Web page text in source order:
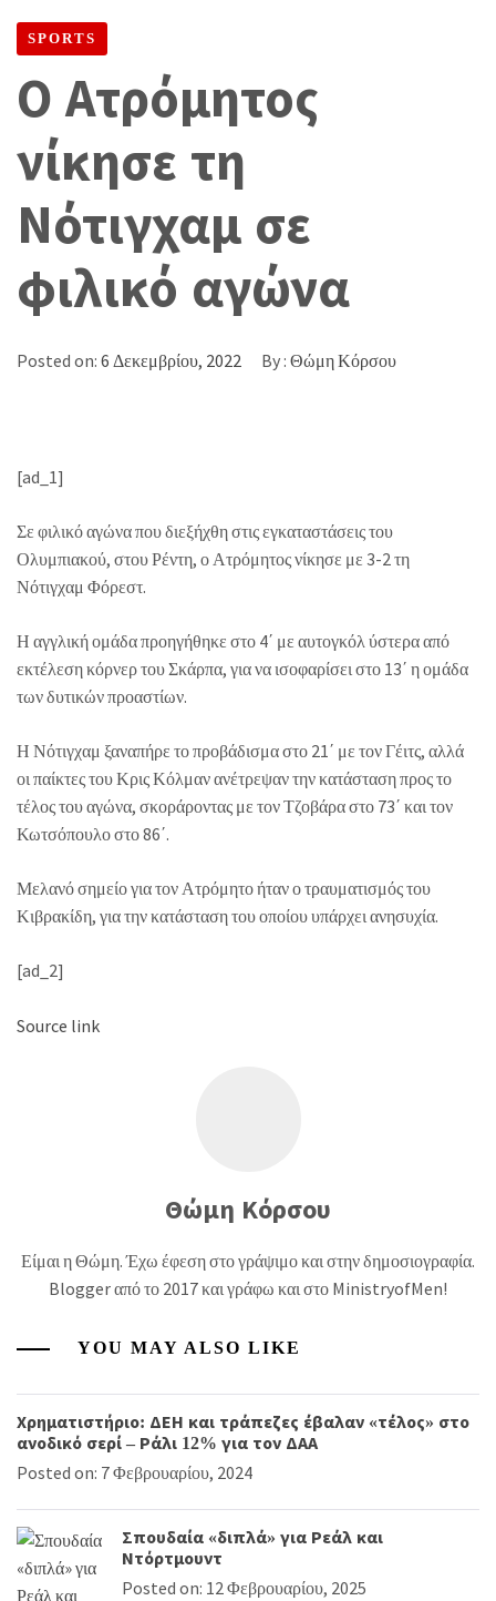
SPORTS
Ο Ατρόμητος
νίκησε τη
Νότιγχαμ σε
φιλικό αγώνα
Posted on: 6 Δεκεμβρίου, 2022 By : Θώμη Κόρσου
[ad_1]
Σε φιλικό αγώνα που διεξήχθη στις εγκαταστάσεις του
Ολυμπιακού, στου Ρέντη, ο Ατρόμητος νίκησε με 3-2 τη
Νότιγχαμ Φόρεστ.
Η αγγλική ομάδα προηγήθηκε στο 4΄ με αυτογκόλ ύστερα από
εκτέλεση κόρνερ του Σκάρπα, για να ισοφαρίσει στο 13΄ η ομάδα
των δυτικών προαστίων.
Η Νότιγχαμ ξαναπήρε το προβάδισμα στο 21΄ με τον Γέιτς, αλλά
οι παίκτες του Κρις Κόλμαν ανέτρεψαν την κατάσταση προς το
τέλος του αγώνα, σκοράροντας με τον Τζοβάρα στο 73΄ και τον
Κωτσόπουλο στο 86΄.
Μελανό σημείο για τον Ατρόμητο ήταν ο τραυματισμός του
Κιβρακίδη, για την κατάσταση του οποίου υπάρχει ανησυχία.
[ad_2]
Source link
Θώμη Κόρσου
Είμαι η Θώμη. Έχω έφεση στο γράψιμο και στην δημοσιογραφία.
Blogger από το 2017 και γράφω και στο MinistryofMen!
YOU MAY ALSO LIKE
Χρηματιστήριο: ΔΕΗ και τράπεζες έβαλαν «τέλος» στο
ανοδικό σερί – Ράλι 12% για τον ΔΑΑ
Posted on: 7 Φεβρουαρίου, 2024
Σπουδαία «διπλά» για Ρεάλ και
Ντόρτμουντ
Posted on: 12 Φεβρουαρίου, 2025